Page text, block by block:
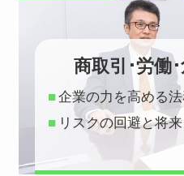
商取引･労働
企業の力を高める
リスクの回避と将